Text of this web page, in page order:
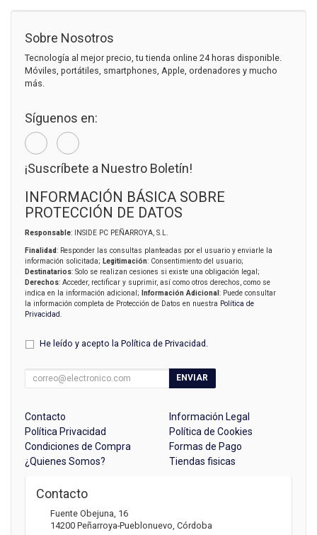
Sobre Nosotros
Tecnología al mejor precio, tu tienda online 24 horas disponible.
Móviles, portátiles, smartphones, Apple, ordenadores y mucho
más.
Síguenos en:
¡Suscríbete a Nuestro Boletín!
INFORMACIÓN BÁSICA SOBRE
PROTECCIÓN DE DATOS
Responsable: INSIDE PC PEÑARROYA, S.L.
Finalidad: Responder las consultas planteadas por el usuario y enviarle la
información solicitada; Legitimación: Consentimiento del usuario;
Destinatarios: Solo se realizan cesiones si existe una obligación legal;
Derechos: Acceder, rectificar y suprimir, así como otros derechos, como se
indica en la información adicional;
Información Adicional : Puede consultar
la información completa de Protección de Datos en nuestra Política de
Privacidad
He leído y acepto la Política de Privacidad .
ENVIAR
Contacto
Información Legal
Política Privacidad
Política de Cookies
Condiciones de Compra
Formas de Pago
¿Quienes Somos?
Tiendas fisicas
Contacto
Fuente Obejuna, 16
14200 Peñarroya-Pueblonuevo, Córdoba